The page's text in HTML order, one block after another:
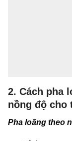
2. Cách pha
nồng độ cho
Pha loãng theo